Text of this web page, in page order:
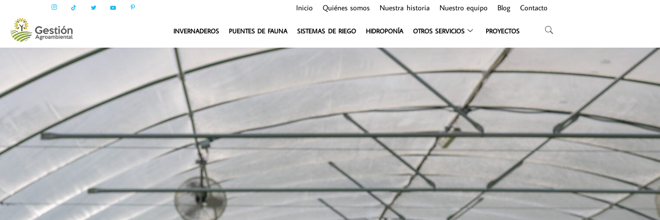
Inicio Quiénes somos Nuestra historia Nuestro equipo Blog Contacto
INVERNADEROS PUENTES DE FAUNA SISTEMAS DE RIEGO HIDROPONÍA OTROS SERVICIOS PROYECTOS